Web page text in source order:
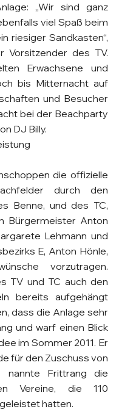
„Wir sind ganz
viel Spaß beim
riesiger Sandkasten“,
Vorsitzender des TV.
Erwachsene und
bis Mitternacht auf
und Besucher
bei der Beachparty
DJ Billy.
die offizielle
durch den
Benne, und des TC,
Bürgermeister Anton
Lehmann und
E, Anton Hönle,
vorzutragen.
TV und TC auch den
bereits aufgehängt
dass die Anlage sehr
und warf einen Blick
im Sommer 2011. Er
für den Zuschuss von
nannte Frittrang die
Vereine, die 110
hatten.